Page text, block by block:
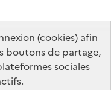
(cookies) afin
boutons de partage,
sociales
info.gouv.fr